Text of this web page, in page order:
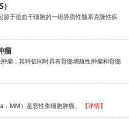
于造血干细胞的一组异质性髓系克隆性疾
瘤
瘤，其特征同时具有骨髓增殖性肿瘤和骨髓
MM）是恶性浆细胞肿瘤。 【详情】